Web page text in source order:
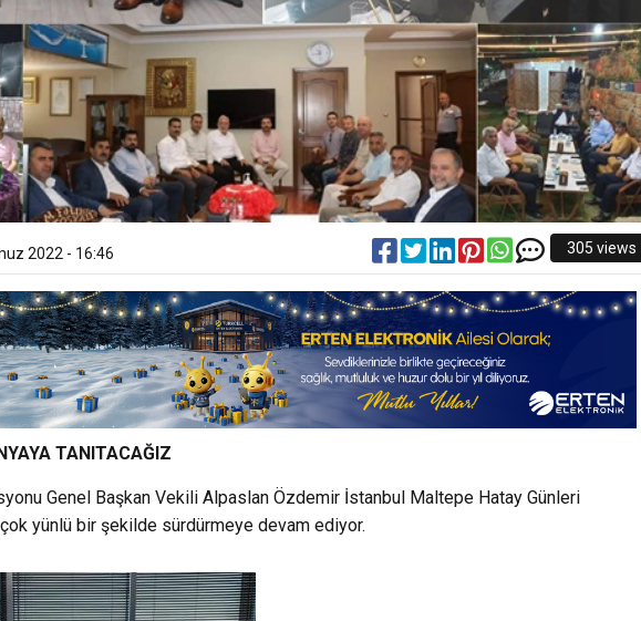
2022 - 16:46 305 views
TANITACAĞIZ
Genel Başkan Vekili Alpaslan Özdemir İstanbul Maltepe Hatay Günleri
çok yünlü bir şekilde sürdürmeye devam ediyor.